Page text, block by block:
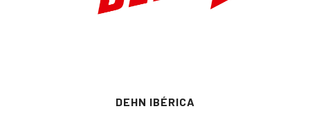
DEHN IBÉRICA